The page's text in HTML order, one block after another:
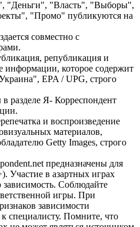
"Деньги", "Власть", "Выборы",
"Промо" публикуются на
совместно с
републикация и
информации, которое содержит
EPA / UPG, строго
разделе Я- Корреспондент
и воспроизведение
материалов,
Getty Images, строго
предназначены для
Участие в азартных играх
Соблюдайте
игры. При
зависимости
специалисту. Помните, что